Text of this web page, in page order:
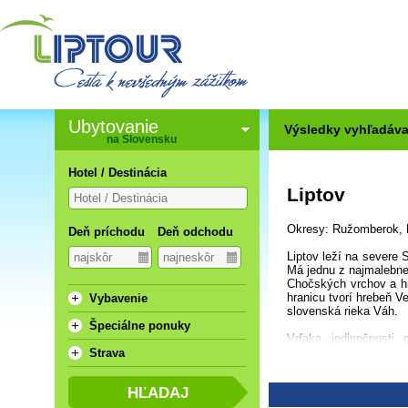
Výsledky
Liptov
Okresy:
Liptov leží na severe
Má jednu z
Chočských vrchov a
hranicu tvorí hrebeň
slovenská rieka Váh.
Vďaka jedinečnosti
Ubytovanie
na Slovensku
Hotel / Destinácia
Deň príchodu Deň odchodu
Vybavenie
Špeciálne ponuky
Strava